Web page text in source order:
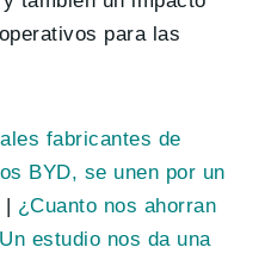
para las
fabricantes de
BYD, se unen por un
| ¿Cuanto nos ahorran
estudio nos da una